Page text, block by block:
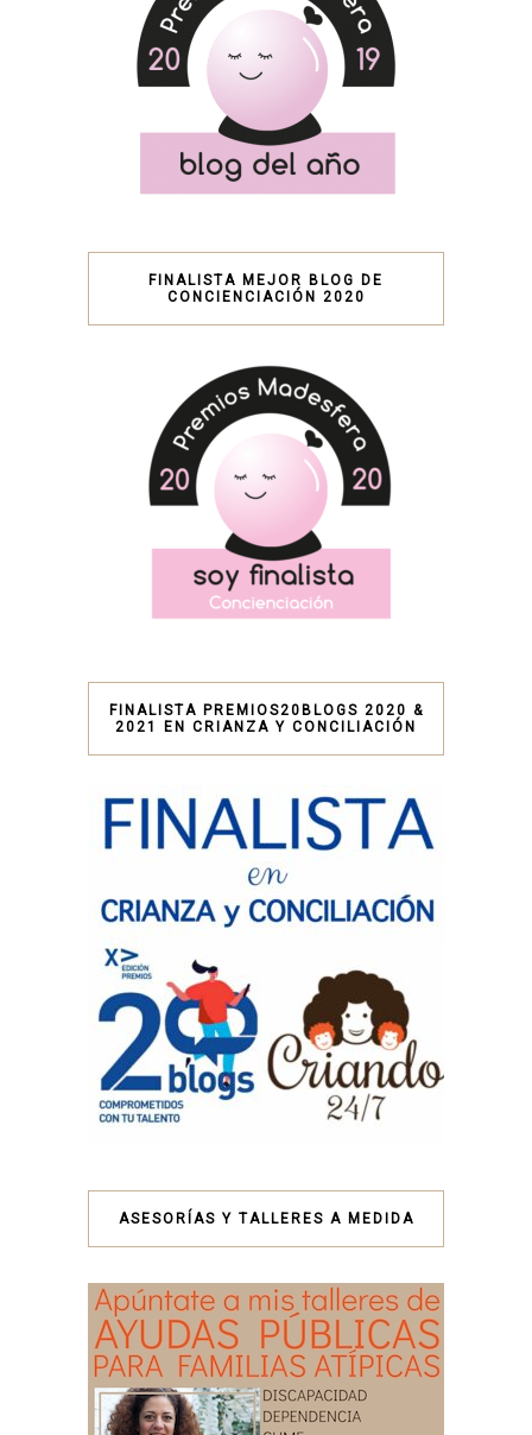
FINALISTA MEJOR BLOG DE
CONCIENCIACIÓN 2020
FINALISTA PREMIOS20BLOGS 2020 &
2021 EN CRIANZA Y CONCILIACIÓN
ASESORÍAS Y TALLERES A MEDIDA